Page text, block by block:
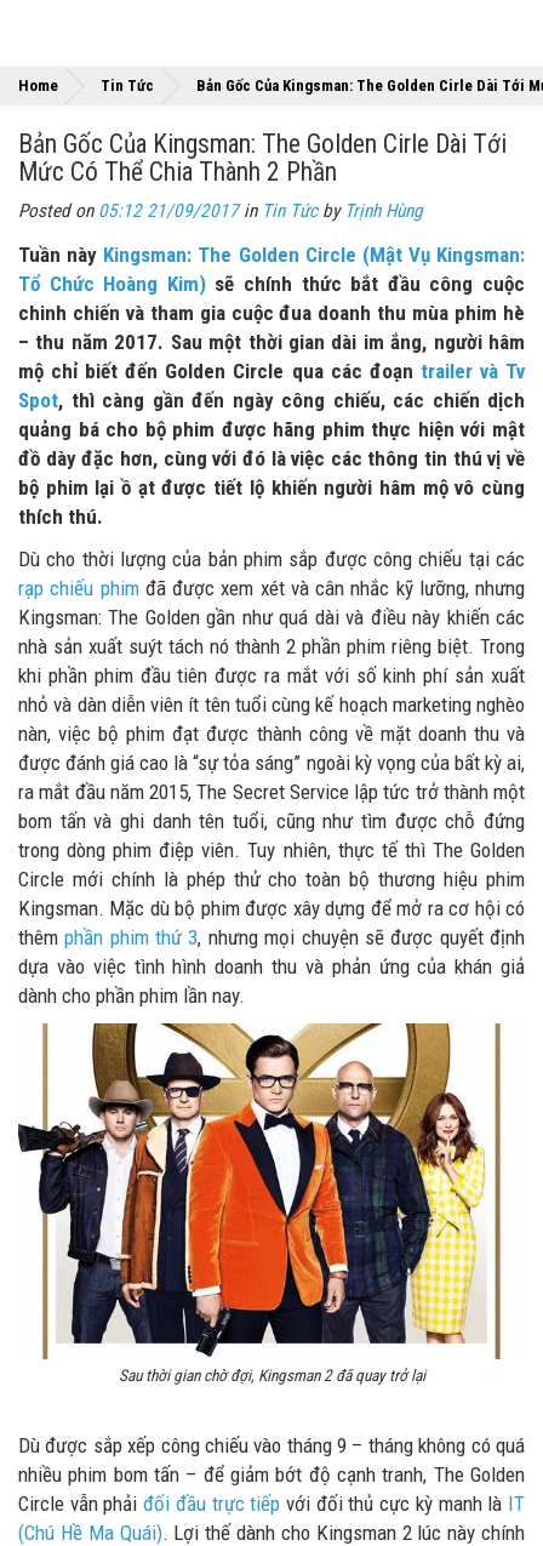
Home Tin Tức Bản Gốc Của Kingsman: The Golden Cirle Dài Tới
Bản Gốc Của Kingsman: The Golden Cirle Dài Tới
Mức Có Thể Chia Thành 2 Phần
Posted on 05:12 21/09/2017in Tin Tứcby Trịnh Hùng
Tuần này Kingsman: The Golden Circle (Mật Vụ Kingsman:
Tổ Chức Hoàng Kim) sẽ chính thức bắt đầu công cuộc
chinh chiến và tham gia cuộc đua doanh thu mùa phim hè
– thu năm 2017. Sau một thời gian dài im ắng, người hâm
mộ chỉ biết đến Golden Circle qua các đoạn trailer và Tv
Spot, thì càng gần đến ngày công chiếu, các chiến dịch
quảng bá cho bộ phim được hãng phim thực hiện với mật
đồ dày đặc hơn, cùng với đó là việc các thông tin thú vị về
bộ phim lại ồ ạt được tiết lộ khiến người hâm mộ vô cùng
thích thú.
Dù cho thời lượng của bản phim sắp được công chiếu tại các
rạp chiếu phimđã được xem xét và cân nhắc kỹ lưỡng, nhưng
Kingsman: The Golden gần như quá dài và điều này khiến các
nhà sản xuất suýt tách nó thành 2 phần phim riêng biệt. Trong
khi phần phim đầu tiên được ra mắt với số kinh phí sản xuất
nhỏ và dàn diễn viên ít tên tuổi cùng kế hoạch marketing nghèo
nàn, việc bộ phim đạt được thành công về mặt doanh thu và
được đánh giá cao là “sự tỏa sáng” ngoài kỳ vọng của bất kỳ ai,
ra mắt đầu năm 2015, The Secret Service lập tức trở thành một
bom tấn và ghi danh tên tuổi, cũng như tìm được chỗ đứng
trong dòng phim điệp viên. Tuy nhiên, thực tế thì The Golden
Circle mới chính là phép thử cho toàn bộ thương hiệu phim
Kingsman. Mặc dù bộ phim được xây dựng để mở ra cơ hội có
thêmphần phim thứ 3, nhưng mọi chuyện sẽ được quyết định
dựa vào việc tình hình doanh thu và phản ứng của khán giả
dành cho phần phim lần nay.
Sau thời gian chờ đợi, Kingsman 2 đã quay trở lại
Dù được sắp xếp công chiếu vào tháng 9 – tháng không có quá
nhiều phim bom tấn – để giảm bớt độ cạnh tranh, The Golden
Circle vẫn phảiđối đầu trực tiếp với đối thủ cực kỳ manh là IT
(Chú Hề Ma Quái). Lợi thế dành cho Kingsman 2 lúc này chính